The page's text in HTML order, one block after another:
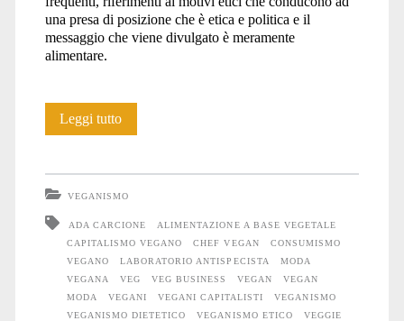
una presa di posizione che è etica e politica e il
messaggio che viene divulgato è meramente
alimentare.
Leggi tuttoTu
mia
parte.
Dell’
VEGANISMO
ADA CARCIONE
ALIMENTAZIONE A BASE VEGETALE
CAPITALISMO VEGANO
CHEF VEGAN
CONSUMISMO
VEGANO
LABORATORIO ANTISPECISTA
MODA
VEGANA
VEG VEG BUSINESS VEGAN
VEGAN
MODA
VEGANI VEGANI CAPITALISTI
VEGANISMO
VEGANISMO DIETETICO
VEGANISMO ETICO
VEGGIE